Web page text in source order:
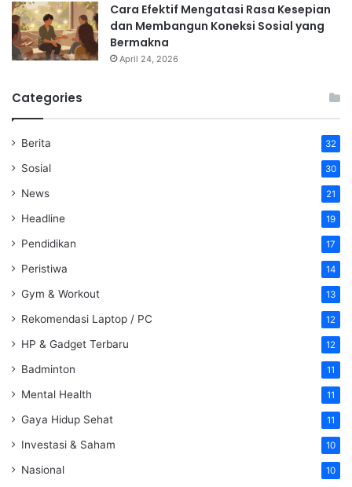
Cara Efektif Mengatasi Rasa Kesepian
dan Membangun Koneksi Sosial yang
Bermakna
April 24, 2026
Categories
Berita 32
Sosial 30
News 21
Headline 19
Pendidikan 17
Peristiwa 14
Gym & Workout 13
Rekomendasi Laptop / PC 12
HP & Gadget Terbaru 12
Badminton 11
Mental Health 11
Gaya Hidup Sehat 11
Investasi & Saham 10
Nasional 10